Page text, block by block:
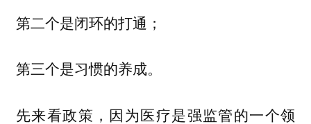
第二个是闭环的打通；
第三个是习惯的养成。
先来看政策，因为医疗是强监管的一个领